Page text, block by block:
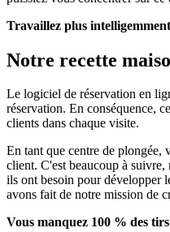
Travaillez plus
Notre recette
Le logiciel de réservation en
réservation. En conséquence,
clients dans chaque visite.
En tant que centre de plongée,
client. C'est beaucoup à
ils ont besoin pour développer
avons fait de notre mission de
Vous manquez 100 % des